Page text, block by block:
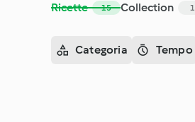
Ricette 15 Collection 1
Categoria Tempo